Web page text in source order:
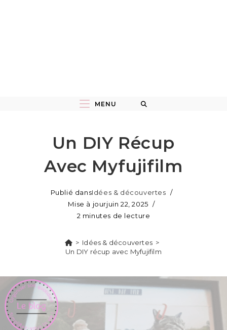
MENU
Un DIY Récup
Avec Myfujifilm
Publié dansIdées & découvertes
Mise à jourjuin 22, 2025
2 minutes de lecture
> Idées & découvertes >
Un DIY récup avec Myfujifilm